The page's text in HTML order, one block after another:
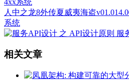
人中之龙8外传夏威夷海盗
系统
服
相关文章